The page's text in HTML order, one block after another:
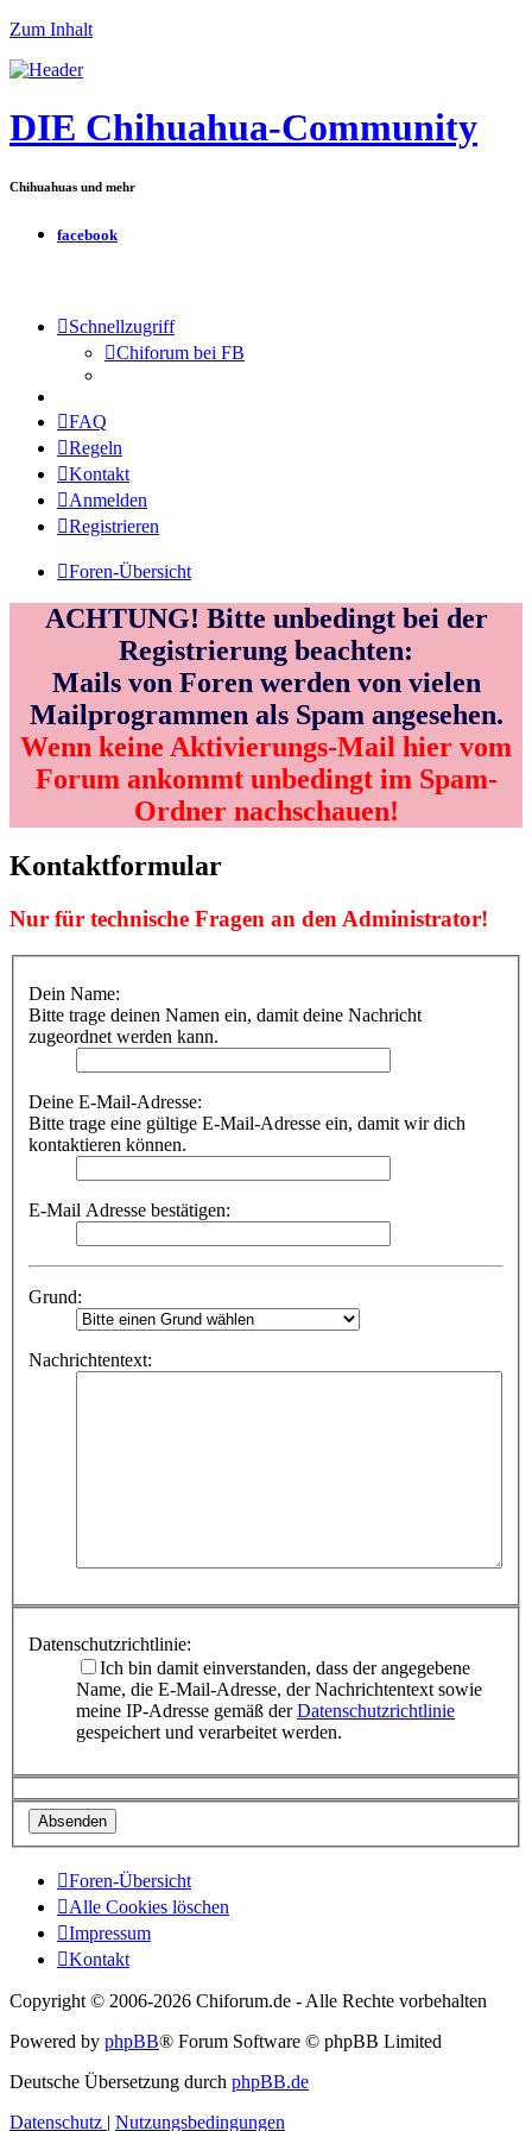
Zum Inhalt
DIE Chihuahua-Community
Chihuahuas und mehr
facebook
Schnellzugriff
Chiforum bei FB
FAQ
Regeln
Kontakt
Anmelden
Registrieren
Foren-Übersicht
ACHTUNG! Bitte unbedingt bei der
Registrierung beachten:
Mails von Foren werden von vielen
Mailprogrammen als Spam angesehen.
Wenn keine Aktivierungs-Mail hier vom
Forum ankommt unbedingt im Spam-
Ordner nachschauen!
Kontaktformular
Nur für technische Fragen an den Administrator!
Dein Name:
Bitte trage deinen Namen ein, damit deine Nachricht
zugeordnet werden kann.
Deine E-Mail-Adresse:
Bitte trage eine gültige E-Mail-Adresse ein, damit wir dich
kontaktieren können.
E-Mail Adresse bestätigen:
Grund:
Nachrichtentext:
Datenschutzrichtlinie:
Ich bin damit einverstanden, dass der angegebene
Name, die E-Mail-Adresse, der Nachrichtentext sowie
meine IP-Adresse gemäß derDatenschutzrichtlinie
gespeichert und verarbeitet werden.
Foren-Übersicht
Alle Cookies löschen
Impressum
Kontakt
Copyright © 2006-2026 Chiforum.de - Alle Rechte vorbehalten
Powered by phpBB® Forum Software © phpBB Limited
Deutsche Übersetzung durch phpBB.de
Datenschutz
Nutzungsbedingungen